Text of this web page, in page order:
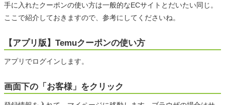
手に入れたクーポンの使い方は一般的なECサイトとだいたい同じ。
ここで紹介しておきますので、参考にしてくださいね。
【アプリ版】Temuクーポンの使い方
アプリでログインします。
画面下の「お客様」をクリック